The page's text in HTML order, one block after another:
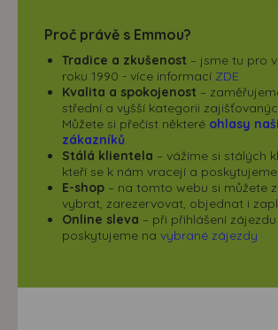
Proč právě s Emmou?
Tradice a zkušenost – jsme tu pro
roku 1990 - více informací ZDE
Kvalita a spokojenost –
střední a vyšší kategorii
Můžete si přečíst některé ohlasy
zákazníků.
Stálá klientela – vážíme si stálých
kteří se k nám vracejí a
E-shop – na tomto webu si můžete
vybrat, zarezervovat, objednat i
Online sleva – při přihlášení
poskytujeme na vybrané zájezdy